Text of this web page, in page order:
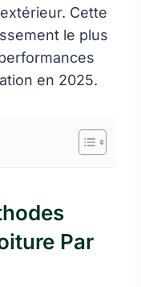
Cette
le plus
en 2025.
Par